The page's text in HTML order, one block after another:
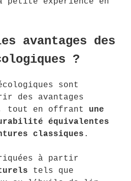
avantages des
?
sont
des avantages
tout en offrant une
équivalentes
classiques .
à partir
tels que